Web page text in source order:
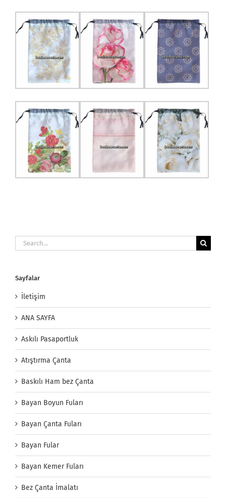
Search
for:
Sayfalar
İletişim
ANA SAYFA
Askılı Pasaportluk
Atıştırma Çanta
Baskılı Ham bez Çanta
Bayan Boyun Fuları
Bayan Çanta Fuları
Bayan Fular
Bayan Kemer Fuları
Bez Çanta İmalatı